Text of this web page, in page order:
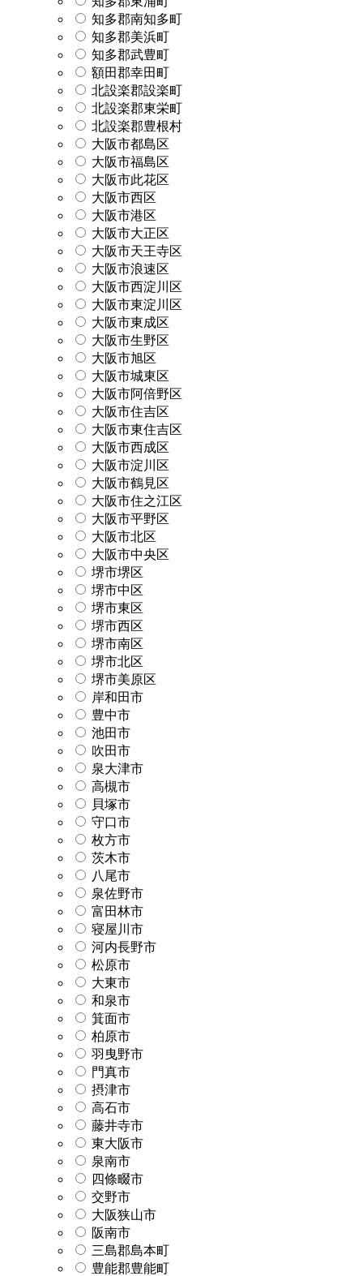
知多郡南知多町
知多郡美浜町
知多郡武豊町
額田郡幸田町
北設楽郡設楽町
北設楽郡東栄町
北設楽郡豊根村
大阪市都島区
大阪市福島区
大阪市此花区
大阪市西区
大阪市港区
大阪市大正区
大阪市天王寺区
大阪市浪速区
大阪市西淀川区
大阪市東淀川区
大阪市東成区
大阪市生野区
大阪市旭区
大阪市城東区
大阪市阿倍野区
大阪市住吉区
大阪市東住吉区
大阪市西成区
大阪市淀川区
大阪市鶴見区
大阪市住之江区
大阪市平野区
大阪市北区
大阪市中央区
堺市堺区
堺市中区
堺市東区
堺市西区
堺市南区
堺市北区
堺市美原区
岸和田市
豊中市
池田市
吹田市
泉大津市
高槻市
貝塚市
守口市
枚方市
茨木市
八尾市
泉佐野市
富田林市
寝屋川市
河内長野市
松原市
大東市
和泉市
箕面市
柏原市
羽曳野市
門真市
摂津市
高石市
藤井寺市
東大阪市
泉南市
四條畷市
交野市
大阪狭山市
阪南市
三島郡島本町
豊能郡豊能町